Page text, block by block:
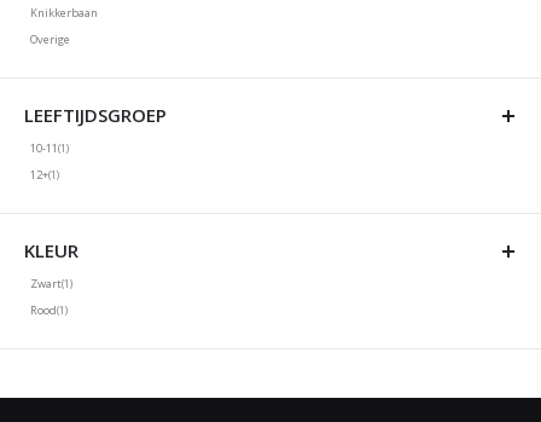
Knikkerbaan
Niet geselecteerd: Knikkerbaan
Overige
Niet geselecteerd: Overige
LEEFTIJDSGROEP
10-11
Niet geselecteerd: 10-11
1product
12+
Niet geselecteerd: 12+
1product
KLEUR
Zwart
Niet geselecteerd: Zwart
1product
Rood
Niet geselecteerd: Rood
1product